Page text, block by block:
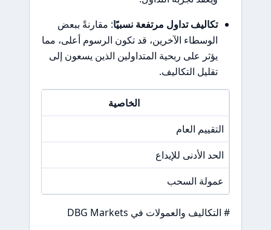
تكاليف تداول مرتفعة نسبيًا: مقارنةً ببعض
الوسطاء الآخرين، قد تكون الرسوم أعلى، مما
يؤثر على ربحية المتداولين الذين يسعون إلى
تقليل التكاليف.
الخاصية
التقييم العام
الحد الأدنى للإيداع
عمولة السحب
# التكاليف والعمولات في DBG Markets